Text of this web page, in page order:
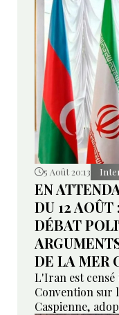
5 Août 20:13
EN
DU 12
DÉBAT
DE LA MER
L'Iran est
Convention sur
Caspienne,